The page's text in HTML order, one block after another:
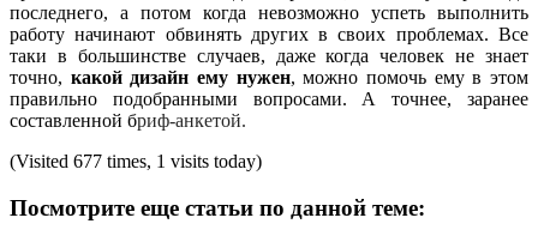
последнего, а потом когда невозможно успеть выполнить
работу начинают обвинять других в своих проблемах. Все
таки в большинстве случаев, даже когда человек не знает
точно, какой дизайн ему нужен, можно помочь ему в этом
правильно подобранными вопросами. А точнее, заранее
составленной бриф-анкетой.
(Visited 677 times, 1 visits today)
Посмотрите еще статьи по данной теме: